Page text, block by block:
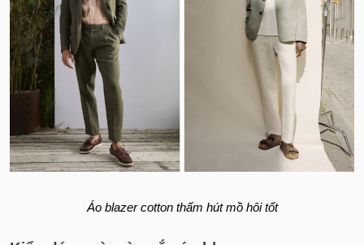
Áo blazer cotton thấm hút mồ hôi tốt